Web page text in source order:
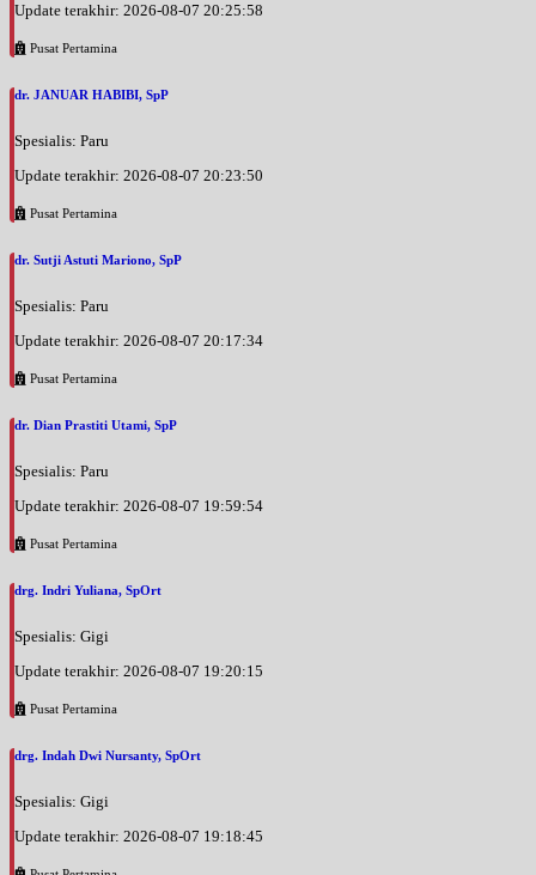
Update terakhir: 2026-08-07 20:25:58
Pusat Pertamina
dr. JANUAR HABIBI, SpP
Spesialis: Paru
Update terakhir: 2026-08-07 20:23:50
Pusat Pertamina
dr. Sutji Astuti Mariono, SpP
Spesialis: Paru
Update terakhir: 2026-08-07 20:17:34
Pusat Pertamina
dr. Dian Prastiti Utami, SpP
Spesialis: Paru
Update terakhir: 2026-08-07 19:59:54
Pusat Pertamina
drg. Indri Yuliana, SpOrt
Spesialis: Gigi
Update terakhir: 2026-08-07 19:20:15
Pusat Pertamina
drg. Indah Dwi Nursanty, SpOrt
Spesialis: Gigi
Update terakhir: 2026-08-07 19:18:45